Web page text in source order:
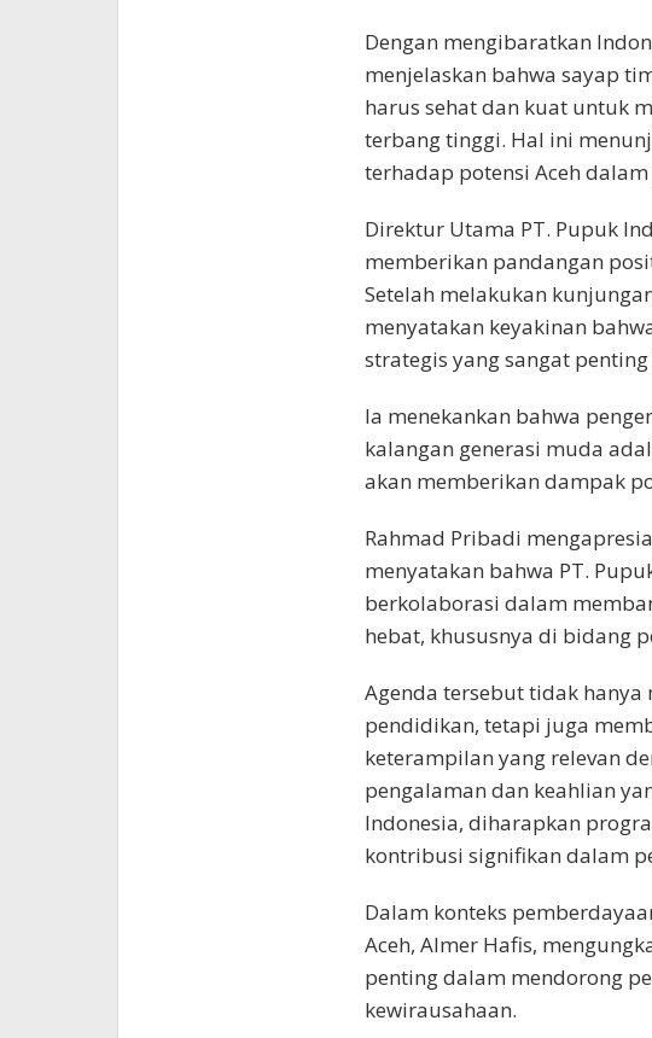
Dengan mengibaratkan
menjelaskan bahwa sayap
harus sehat dan kuat untuk
terbang tinggi. Hal ini
terhadap potensi Aceh
Direktur Utama PT. Pupuk
memberikan pandangan
Setelah melakukan
menyatakan keyakinan
strategis yang sangat
Ia menekankan bahwa
kalangan generasi muda
akan memberikan dampak
Rahmad Pribadi
menyatakan bahwa PT.
berkolaborasi dalam
hebat, khususnya di bidang
Agenda tersebut tidak
pendidikan, tetapi juga
keterampilan yang relevan
pengalaman dan keahlian
Indonesia, diharapkan
kontribusi signifikan dalam
Dalam konteks
Aceh, Almer Hafis,
penting dalam mendorong
kewirausahaan.